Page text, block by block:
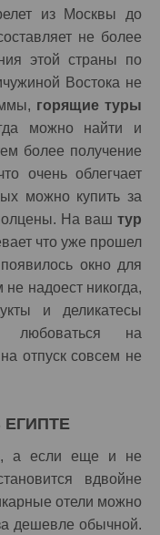
из Москвы до
не более
этой страны по
Востока не
горящие туры
можно найти и
более получение
очень облегчает
можно купить за
На ваш тур
что уже прошел
окно для
надоест никогда,
и деликатесы
на
отпуск совсем не
а если еще и не
вдвойне
отели можно
дешевле обычной.